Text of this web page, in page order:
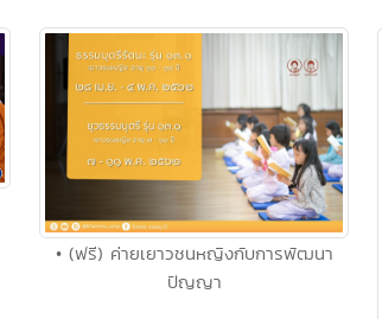
• (ฟรี) ค่ายเยาวชนหญิงกับการพัฒนา
ปัญญา